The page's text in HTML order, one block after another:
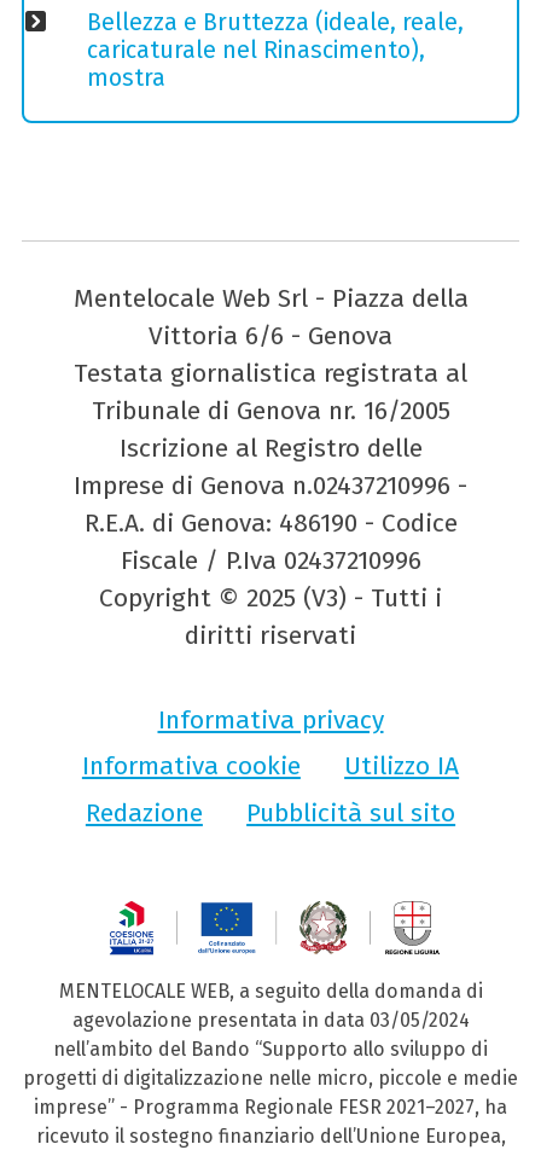
Bellezza e Bruttezza (ideale, reale,
caricaturale nel Rinascimento),
mostra
Mentelocale Web Srl - Piazza della
Vittoria 6/6 - Genova
Testata giornalistica registrata al
Tribunale di Genova nr. 16/2005
Iscrizione al Registro delle
Imprese di Genova n.02437210996 -
R.E.A. di Genova: 486190 - Codice
Fiscale / P.Iva 02437210996
Copyright © 2025 (V3) - Tutti i
diritti riservati
Informativa privacy
Informativa cookie
Utilizzo IA
Redazione
Pubblicità sul sito
MENTELOCALE WEB, a seguito della domanda di
agevolazione presentata in data 03/05/2024
nell’ambito del Bando “Supporto allo sviluppo di
progetti di digitalizzazione nelle micro, piccole e medie
imprese” - Programma Regionale FESR 2021–2027, ha
ricevuto il sostegno finanziario dell’Unione Europea,